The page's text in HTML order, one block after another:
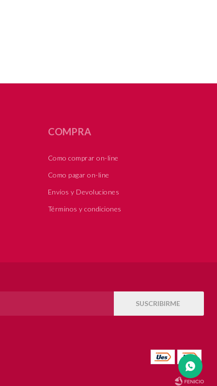
SUSCRIBIRME
COMPRA
Como comprar on-line
Como pagar on-line
Envíos y Devoluciones
Términos y condiciones